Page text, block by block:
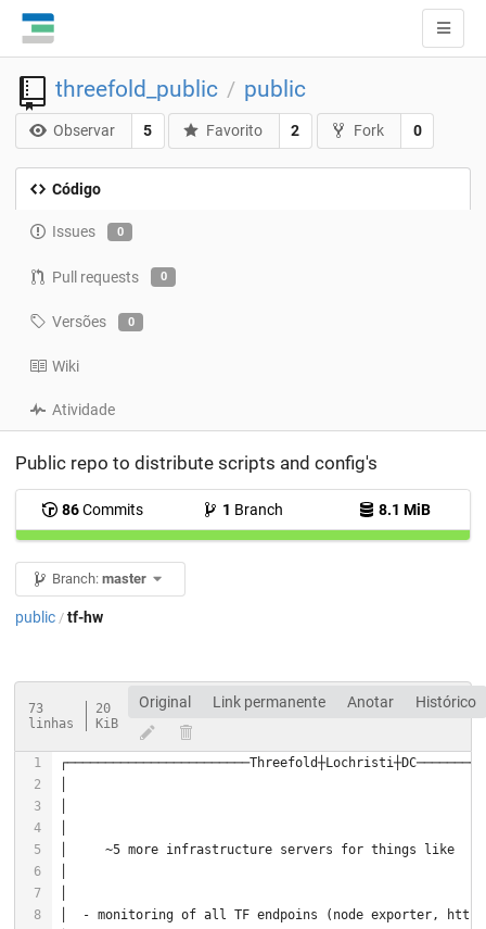
threefold_public / public
Observar 5 Favorito 2 Fork 0
Código
Issues 0
Pull requests 0
Versões 0
Wiki
Atividade
Public repo to distribute scripts and config's
86Commits 1 Branch 8.1 MiB
Branch: master
public / tf-hw
73
linhas
20
KiB
Original Link permanente Anotar Histórico
│     ~5